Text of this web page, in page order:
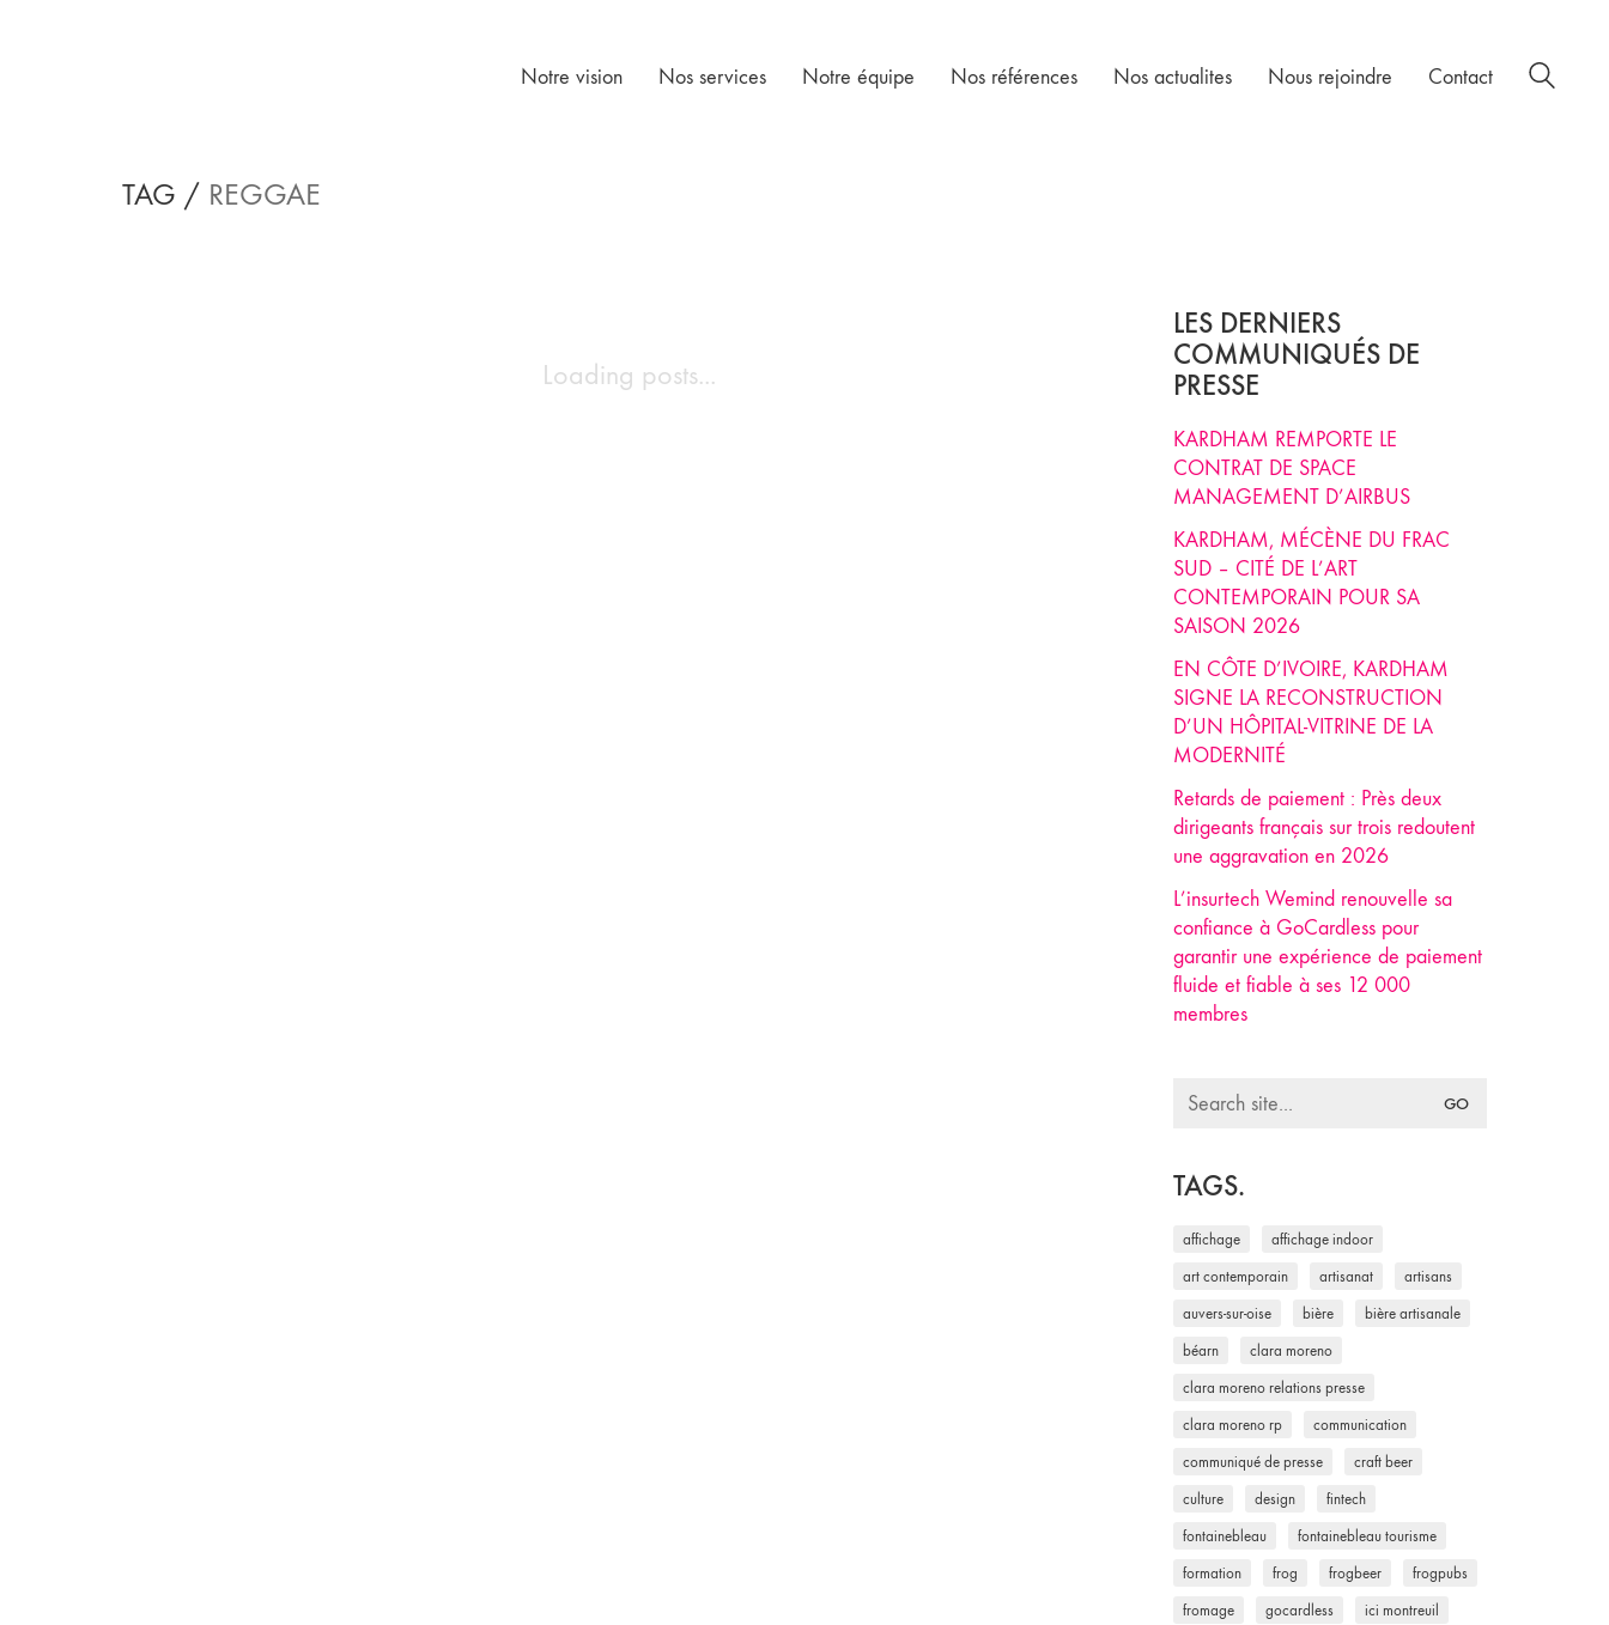
Notre vision Nos services Notre équipe Nos références Nos actualites Nous rejoindre Contact
TAG / REGGAE
Loading posts...
LES DERNIERS
COMMUNIQUÉS DE
PRESSE
KARDHAM REMPORTE LE
CONTRAT DE SPACE
MANAGEMENT D’AIRBUS
KARDHAM, MÉCÈNE DU FRAC
SUD – CITÉ DE L’ART
CONTEMPORAIN POUR SA
SAISON 2026
EN CÔTE D’IVOIRE, KARDHAM
SIGNE LA RECONSTRUCTION
D’UN HÔPITAL-VITRINE DE LA
MODERNITÉ
Retards de paiement : Près deux
dirigeants français sur trois redoutent
une aggravation en 2026
L’insurtech Wemind renouvelle sa
confiance à GoCardless pour
garantir une expérience de paiement
fluide et fiable à ses 12 000
membres
Search
TAGS.
affichage affichage indoor
art contemporain artisanat artisans
auvers-sur-oise bière bière artisanale
béarn clara moreno
clara moreno relations presse
clara moreno rp communication
communiqué de presse craft beer
culture design fintech
fontainebleau fontainebleau tourisme
formation frog frogbeer frogpubs
fromage gocardless ici montreuil